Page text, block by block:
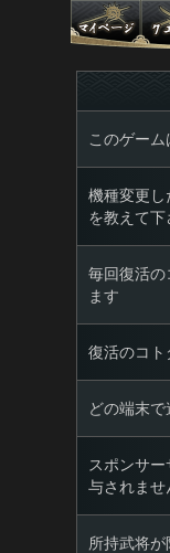
このゲーム
機種変更し
を教えて下
毎回復活の
ます
復活のコト
どの端末で
スポンサ
与されませ
所持武将